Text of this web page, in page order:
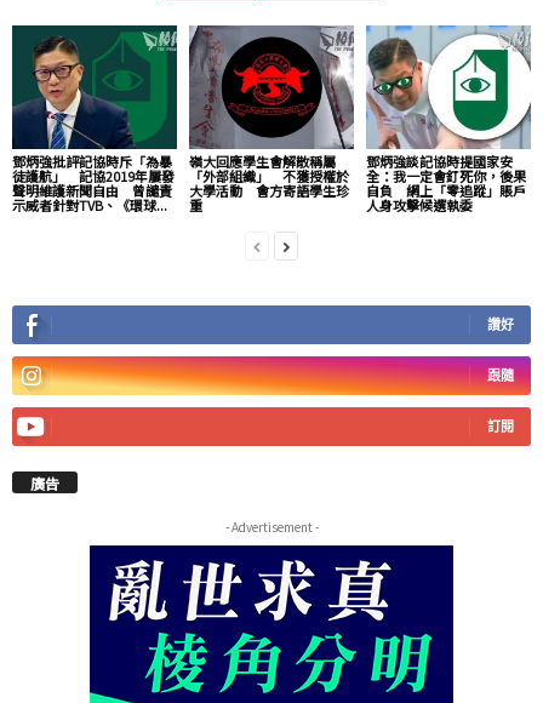
鄧炳強批評記協時斥「為暴
徒護航」 記協2019年屢發
聲明維護新聞自由 曾譴責
示威者針對TVB、《環球...
嶺大回應學生會解散稱屬
「外部組織」 不獲授權於
大學活動 會方寄語學生珍
重
鄧炳強談記協時提國家安
全：我一定會釘死你，後果
自負 網上「零追蹤」賬戶
人身攻擊候選執委
讚好
跟隨
訂閱
廣告
- Advertisement -